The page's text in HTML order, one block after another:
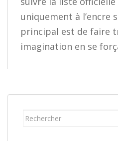
uniquement à l’encre
principal est de faire
imagination en se
Rechercher...